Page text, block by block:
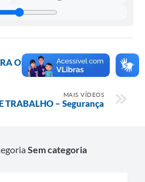
OS MÉDICOS
MAIS VÍDEOS
TRABALHO – Segurança
Sem categoria